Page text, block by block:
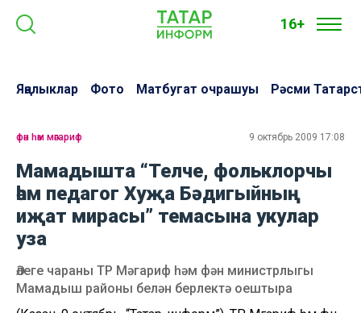
16+
Яңалыклар Фото Матбугат очрашуы Рәсми
фән һәм мәгариф 9 октябрь 2009 17:08
Мамадышта “Телче, фольклорчы
һәм педагог Хуҗа Бәдигыйның
иҗат мирасы” темасына укулар
уза
Әлеге чараны ТР Мәгариф һәм фән министрлыгы
Мамадыш районы белән берлектә оештыра